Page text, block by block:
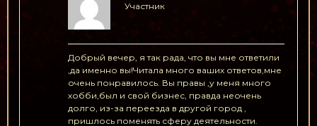
Участник
Добрый вечер, я так рада, что вы мне ответили
,да именно вы!Читала много ваших ответов,мне
очень понравилось. Вы правы ,у меня много
хобби,был и свой бизнес, правда неочень
долго, из-за переезда в другой город ,
пришлось поменять сферу деятельности.